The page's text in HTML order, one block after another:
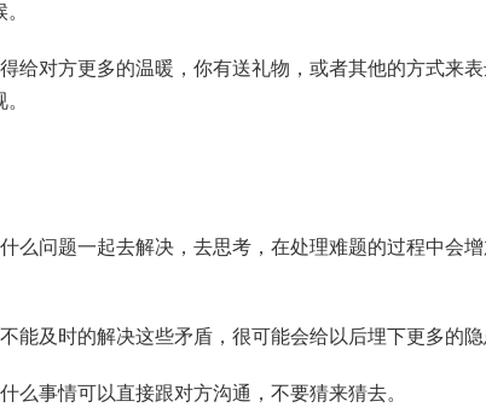
对方更多的温暖，你有送礼物，或者其他的方式来表
问题一起去解决，去思考，在处理难题的过程中会增
及时的解决这些矛盾，很可能会给以后埋下更多的隐
事情可以直接跟对方沟通，不要猜来猜去。